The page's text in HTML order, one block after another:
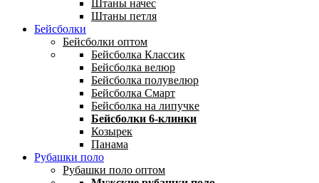
Штаны начес
Штаны петля
Бейсболки
Бейсболки оптом
Бейсболка Классик
Бейсболка велюр
Бейсболка полувелюр
Бейсболка Смарт
Бейсболка на липучке
Бейсболки 6-клинки
Козырек
Панама
Рубашки поло
Рубашки поло оптом